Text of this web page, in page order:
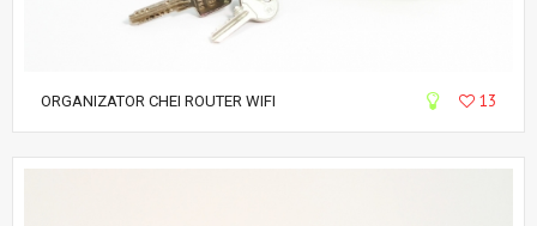
ORGANIZATOR CHEI ROUTER WIFI 13